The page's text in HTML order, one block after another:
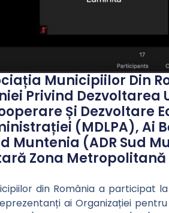
Municipiilor Din
Privind
Și Dezvoltare
(MDLPA), Ai
Muntenia (ADR Sud
Zona
din România a
ai Organizației